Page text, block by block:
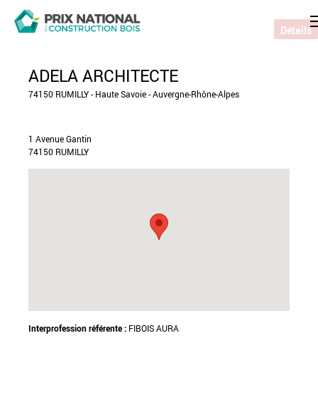
ADELA ARCHITECTE
74150 RUMILLY - Haute Savoie - Auvergne-Rhône-Alpes
1 Avenue Gantin
74150 RUMILLY
Interprofession référente : FIBOIS AURA
Détails